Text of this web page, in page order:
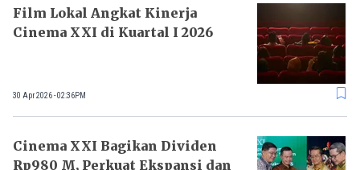
Film Lokal Angkat Kinerja
Cinema XXI di Kuartal I 2026
30 Apr 2026 - 02:36PM
Cinema XXI Bagikan Dividen
Rp980 M, Perkuat Ekspansi dan